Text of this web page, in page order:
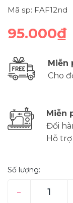
Mã sp: FAF12nd
95.000₫
Miễn
Cho
Miễn
Đổi
Hỗ
Số lượng:
–